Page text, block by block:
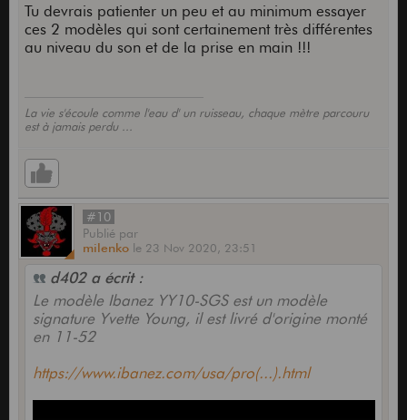
Tu devrais patienter un peu et au minimum essayer
ces 2 modèles qui sont certainement très différentes
au niveau du son et de la prise en main !!!
La vie s'écoule comme l'eau d' un ruisseau, chaque mètre parcouru
est à jamais perdu ...
#10
Publié par
milenko le 23 Nov 2020, 23:51
d402 a écrit :
Le modèle Ibanez YY10-SGS est un modèle
signature Yvette Young, il est livré d'origine monté
en 11-52
https://www.ibanez.com/usa/pro(...).html